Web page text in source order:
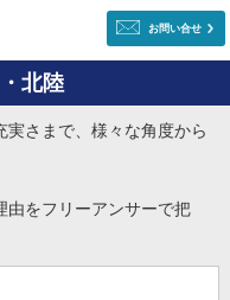
お問い合せ
北陸
さまで、様々な角度から
由をフリーアンサーで把